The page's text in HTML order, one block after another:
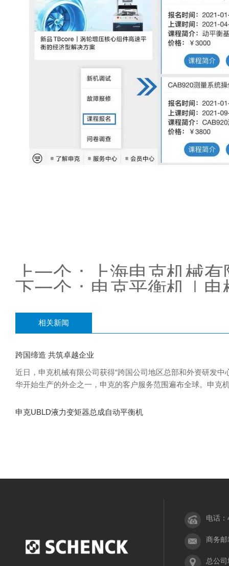
上一个：
上海申克机械
心”认定！
下一个： 申克平衡机｜
相关新闻
跨国缔造 共筑卓越企业
近日，申克机械有限公司获得“跨国公司地区总部和外资研发中
华开始生产的外企之一，申克的客户服务范围遍布全球。申克
全新的解决方案
申克UBLD液力变矩器总成自动平衡机
电话
商务
总公